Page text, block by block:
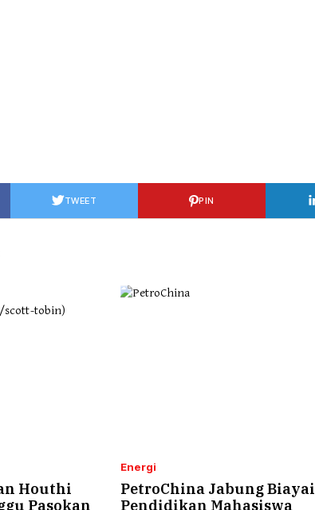
TWEET PIN
Houthi
Pasokan
Energi
PetroChina Jabung Biayai
Pendidikan Mahasiswa